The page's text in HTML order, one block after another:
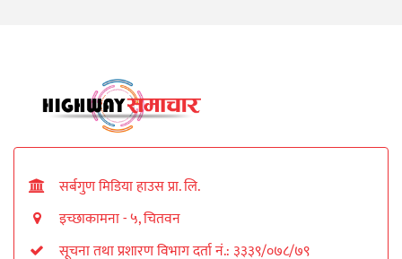
सर्बगुण मिडिया हाउस प्रा. लि.
इच्छाकामना - ५, चितवन
सूचना तथा प्रशारण विभाग दर्ता नं.: ३३३९/०७८/७९